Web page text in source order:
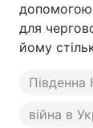
допомогою
для
йому
Південна
війна в